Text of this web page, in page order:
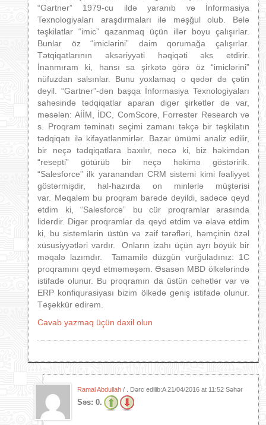
“Gartner” 1979-cu ildə yaranıb və İnformasiya
Texnologiyaları araşdırmaları ilə məşğul olub. Belə
təşkilatlar “imic” qazanmaq üçün illər boyu çalışırlar.
Bunlar öz “imiclərini” daim qorumağa çalışırlar.
Tətqiqatlarının əksəriyyəti həqiqəti əks etdirir.
İnanmıram ki, hansı sa şirkətə görə öz “imiclərini”
nüfuzdan salsınlar. Bunu yoxlamaq o qədər də çətin
deyil. “Gartner”-dən başqa İnformasiya Texnologiyaları
sahəsində tədqiqatlar aparan digər şirkətlər də var,
məsələn: AİİM, İDC, ComScore, Forrester Research və
s. Proqram təminatı seçimi zamanı təkçə bir təşkilatın
tədqiqatı ilə kifayatlənmirlər. Bazar ümümi analiz edilir,
bir neçə tədqiqatlara baxılır, necə ki, biz həkimdən
“resepti” götürüb bir neçə həkimə göstəririk.
“Salesforce” ilk yaranandan CRM sistemi kimi fəaliyyət
göstərmişdir, hal-hazırda on minlərlə müştərisi
var. Məqaləm bu proqram barədə deyildi, sadəcə qeyd
etdim ki, “Salesforce” bu cür proqramlar arasında
liderdir. Digər proqramlar da qeyd etdim və əlavə etdim
ki, bu sistemlərin üstün və zəif tərəfləri, həmçinin özəl
xüsusiyyətləri vardır. Onların izahı üçün ayrı böyük bir
məqalə lazımdır. Tamamilə düzgün vurğuladınız: 1C
proqramını qeyd etməməşəm. Əsasən MBD ölkələrində
istifadə olunur. Bu proqramın da üstün cəhətlər var və
ERP konfiqurasiyası bizim ölkədə geniş istifadə olunur.
Təşəkkür edirəm.
Cavab yazmaq üçün daxil olun
Ramal Abdullah / . Dərc edilib:A21/04/2016 at 11:52 Səhər
Səs: 0.